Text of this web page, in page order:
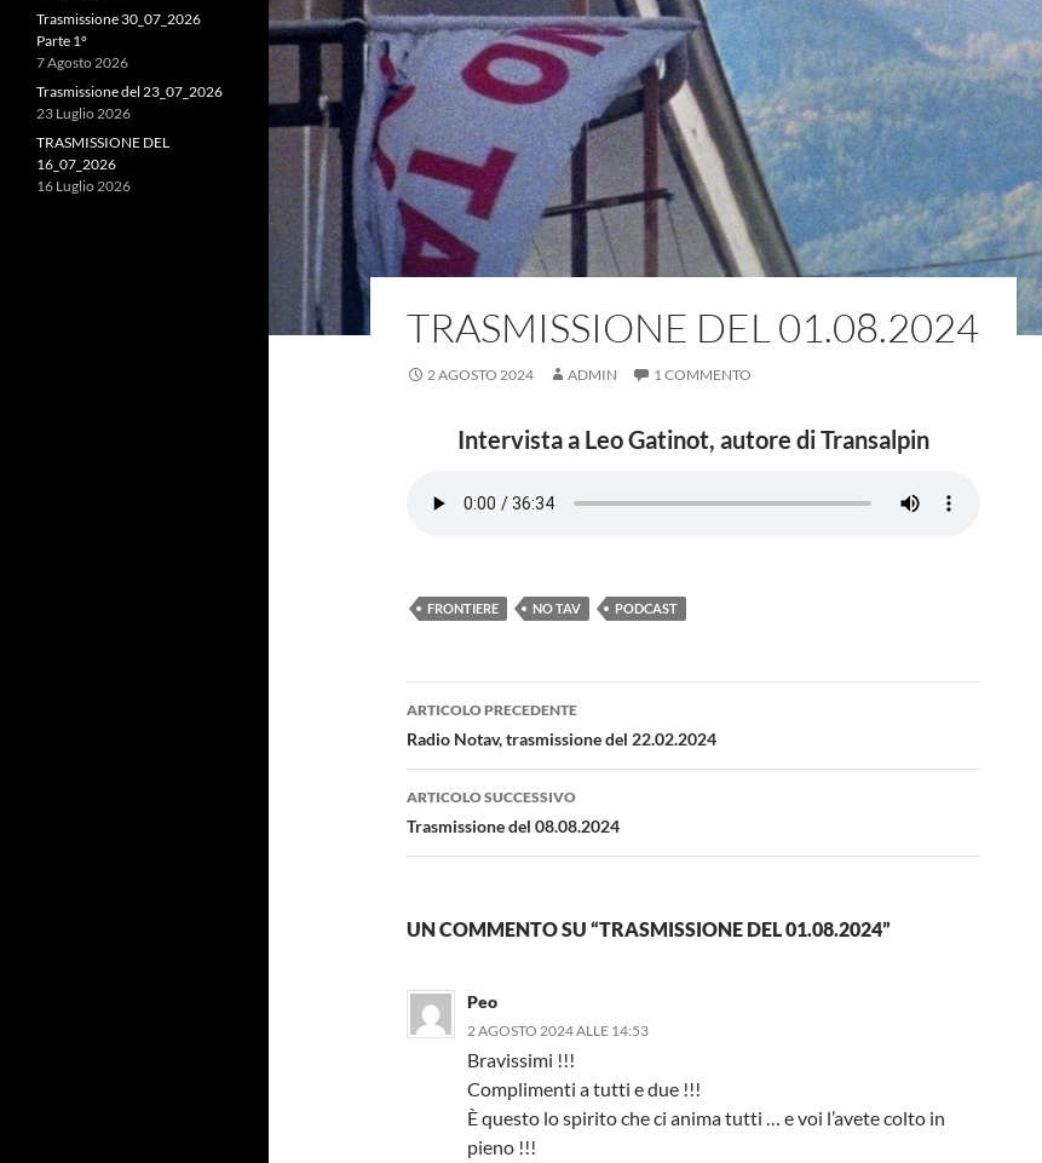
TRASMISSIONE DEL 01.08.2024
2 AGOSTO 2024 ADMIN 1 COMMENTO
Intervista a Leo Gatinot, autore di Transalpin
FRONTIERE NO TAV PODCAST
Navigazione
articolo
ARTICOLO PRECEDENTE
Radio Notav, trasmissione del 22.02.2024
ARTICOLO SUCCESSIVO
Trasmissione del 08.08.2024
UN COMMENTO SU “TRASMISSIONE DEL 01.08.2024”
Peo
2 AGOSTO 2024 ALLE 14:53
Bravissimi !!!
Complimenti a tutti e due !!!
È questo lo spirito che ci anima tutti … e voi l’avete colto in
pieno !!!
Trasmissione 30_07_2026
Parte 1°
7 Agosto 2026
Trasmissione del 23_07_2026
23 Luglio 2026
TRASMISSIONE DEL
16_07_2026
16 Luglio 2026